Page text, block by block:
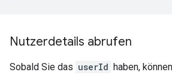
Nutzerdetails abrufen
Sobald Sie das userId haben,